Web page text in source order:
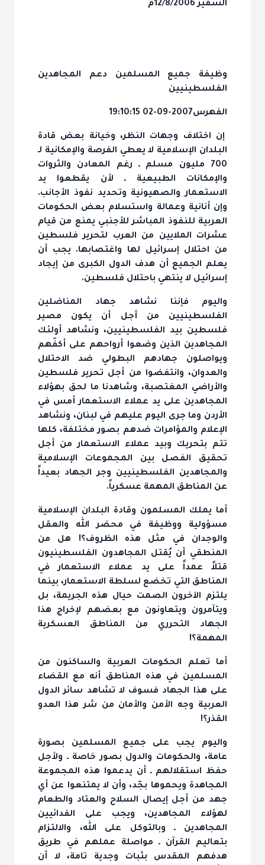
السفير 12/8/2006م
وظيفة جميع المسلمين دعم المجاهدين
الفلسطينيين
الفهرس2007-09-02 19:10:15
إن اختلاف وجهات النظر، وخيانة بعض قادة
البلدان الإسلامية لا يعطي الفرصة والإمكانية لـ
700 مليون مسلم ـ رغم المعادن والثروات
والإمكانات الطبيعية ـ لأن يقطعوا يد
الاستعمار والصهيونية وتحديد نفوذ الأجانب.
وإن أنانية وعمالة واستسلام بعض الحكومات
العربية للنفوذ المباشر للأجنبي يمنع من قيام
عشرات الملايين من العرب لتحرير فلسطين
من احتلال إسرائيل لها واغتصابها. يجب أن
يعلم الجميع أن هدف الدول الكبرى من إيجاد
إسرائيل لا ينتهي باحتلال فلسطين.
واليوم فإننا نشاهد جهاد المناضلين
الفلسطينيين من أجل أن يكون مصير
فلسطين بيد الفلسطينيين، ونشاهد أولئك
المجاهدين الذين وضعوا أرواحهم على أكفّهم
ويواصلون جهادهم البطولي ضد الاحتلال
والعدوان، وانتفضوا من أجل تحرير فلسطين
والأراضي المغتصبة، وشاهدنا ما لحق بهؤلاء
المجاهدين على يد عملاء الاستعمار أمس في
الأردن وما جرى اليوم عليهم في لبنان، ونشاهد
الإعلام والمؤامرات ضدهم بصور مختلفة، كلها
تتم بتحريك وبيد عملاء الاستعمار من أجل
تحقيق الفصل بين المجموعات الإسلامية
والمجاهدين الفلسطينيين وجر الجهاد بعيداً
عن المناطق المهمة عسكرياً.
أما يملك المسلمون وقادة البلدان الإسلامية
مسؤولية ووظيفة في محضر الله والعقل
والوجدان في مثل هذه الظروف؟! هل من
المنطقي أن يُقتل المجاهدون الفلسطينيون
قتلاً عمداً على يد عملاء الاستعمار في
المناطق التي تخضع لسلطة الاستعمار، بينما
يلتزم الآخرون الصمت حيال هذه الجريمة، بل
ويتآمرون ويتعاونون مع بعضهم لإخراج هذا
الجهاد التحرري من المناطق العسكرية
المهمة؟!
أما تعلم الحكومات العربية والساكنون من
المسلمين في هذه المناطق أنه مع القضاء
على هذا الجهاد فسوف لا تشاهد سائر الدول
العربية وجه الأمن والأمان من شر هذا العدو
القذر؟!
واليوم يجب على جميع المسلمين بصورة
عامة، والحكومات والدول بصور خاصة ـ ولأجل
حفظ استقلالهم ـ أن يدعموا هذه المجموعة
المجاهدة ويحموها بجّد، وأن لا يمتنعوا عن أي
جهد من أجل إيصال السلاح والعتاد والطعام
لهؤلاء المجاهدين، ويجب على الفدائيين
المجاهدين ـ وبالتوكل على الله، والالتزام
بتعاليم القرآن ـ مواصلة عملهم في طريق
هدفهم المقدس بثبات وجدية تامة، لا أن